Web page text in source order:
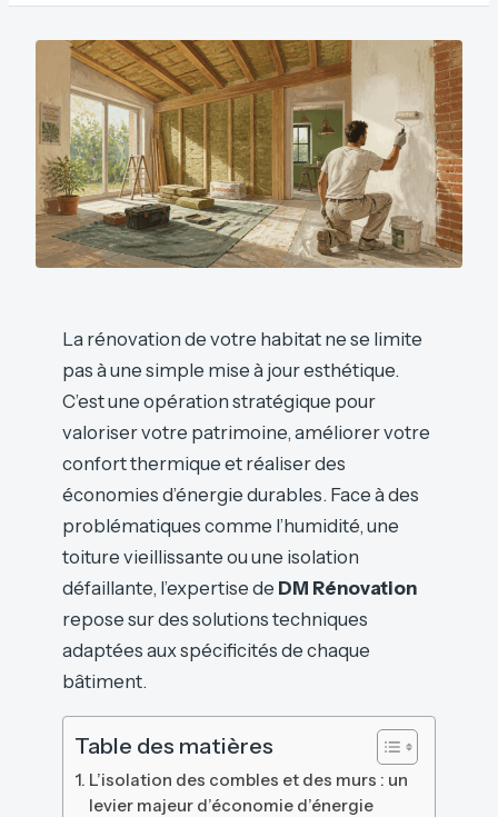
La rénovation de votre habitat ne se limite
pas à une simple mise à jour esthétique.
C’est une opération stratégique pour
valoriser votre patrimoine, améliorer votre
confort thermique et réaliser des
économies d’énergie durables. Face à des
problématiques comme l’humidité, une
toiture vieillissante ou une isolation
défaillante, l’expertise de DM Rénovation
repose sur des solutions techniques
adaptées aux spécificités de chaque
bâtiment.
Table des matières
L’isolation des combles et des murs : un
levier majeur d’économie d’énergie